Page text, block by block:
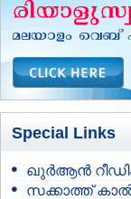
Special Links
ഖുർആൻ
സക്കാത്ത്